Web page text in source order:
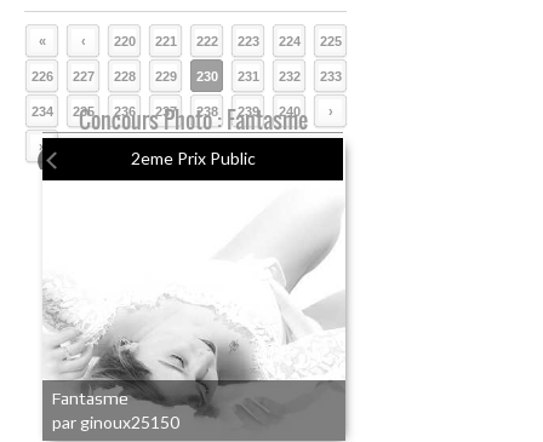
« ‹ 220 221 222 223 224 225
226 227 228 229 230 231 232 233
234 235 236 237 238 239 240 ›
»
Concours Photo : Fantasme
2eme Prix Public
Fantasme
par ginoux25150